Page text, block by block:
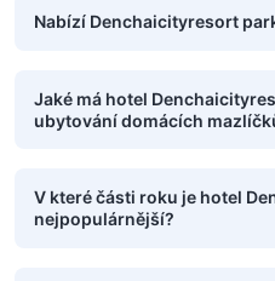
Nabízí Denchaicityresort
Jaké má hotel
ubytování domácích
V které části roku je hotel
nejpopulárnější?